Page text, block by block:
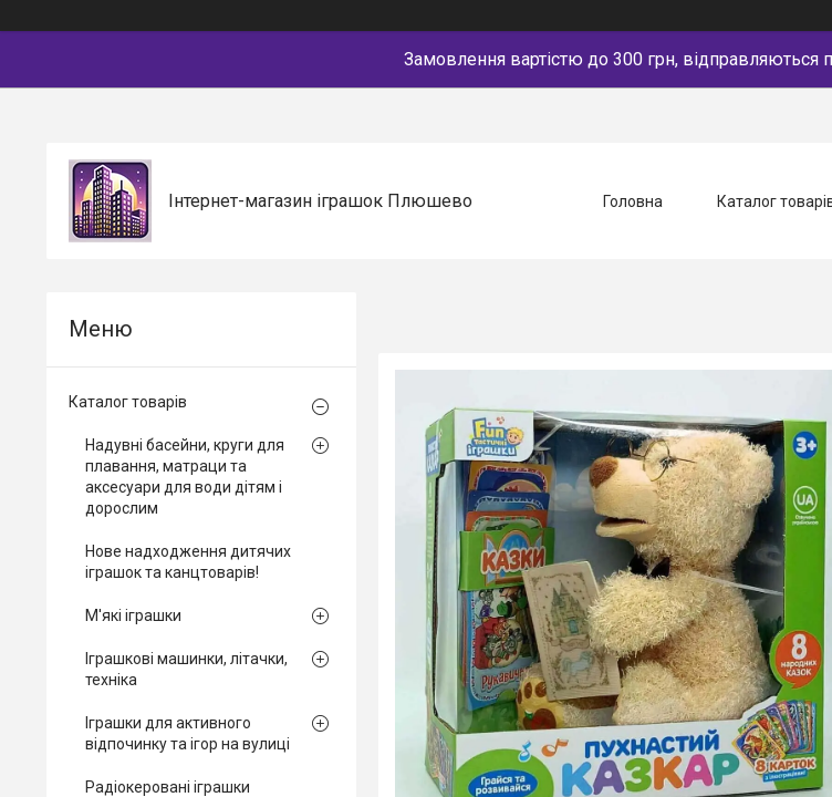
Замовлення вартістю до 300 грн, відправляються
Інтернет-магазин іграшок Плюшево Головна Каталог
Каталог товарів
Надувні басейни, круги для
плавання, матраци та
аксесуари для води дітям і
дорослим
Нове надходження дитячих
іграшок та канцтоварів!
М'які іграшки
Іграшкові машинки, літачки,
техніка
Іграшки для активного
відпочинку та ігор на вулиці
Радіокеровані іграшки